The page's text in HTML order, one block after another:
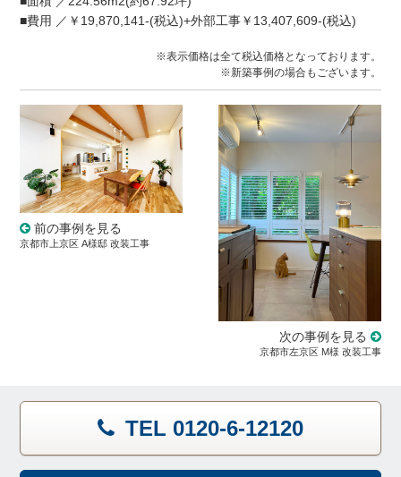
■費用 ／￥19,870,141-(税込)+外部工事￥13,407,609-(税込)
※表示価格は全て税込価格となっております。
※新築事例の場合もございます。
前の事例を見る
京都市上京区 A様邸 改装工事
次の事例を見る
京都市左京区 M様 改装工事
TEL 0120-6-12120